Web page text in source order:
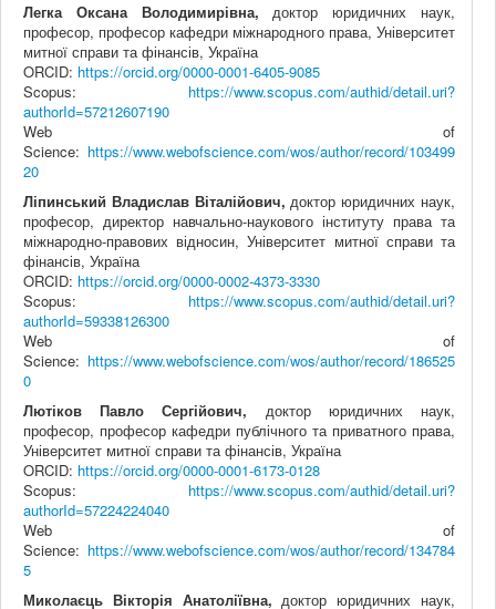
Легка Оксана Володимирівна, доктор юридичних наук,
професор, професор кафедри міжнародного права, Університет
митної справи та фінансів, Україна
ORCID: https://orcid.org/0000-0001-6405-9085
Scopus: https://www.scopus.com/authid/detail.uri?
authorId=57212607190
Web of
Science: https://www.webofscience.com/wos/author/record/103499
20
Ліпинський Владислав Віталійович, доктор юридичних наук,
професор, директор навчально-наукового інституту права та
міжнародно-правових відносин, Університет митної справи та
фінансів, Україна
ORCID: https://orcid.org/0000-0002-4373-3330
Scopus: https://www.scopus.com/authid/detail.uri?
authorId=59338126300
Web of
Science: https://www.webofscience.com/wos/author/record/186525
0
Лютіков Павло Сергійович, доктор юридичних наук,
професор, професор кафедри публічного та приватного права,
Університет митної справи та фінансів, Україна
ORCID: https://orcid.org/0000-0001-6173-0128
Scopus: https://www.scopus.com/authid/detail.uri?
authorId=57224224040
Web of
Science: https://www.webofscience.com/wos/author/record/134784
5
Миколаєць Вікторія Анатоліївна, доктор юридичних наук,